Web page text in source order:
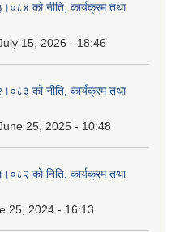
को नीति, कार्यक्रम तथा
15, 2026 - 18:46
को नीति, कार्यक्रम तथा
25, 2025 - 10:48
को निति, कार्यक्रम तथा
25, 2024 - 16:13